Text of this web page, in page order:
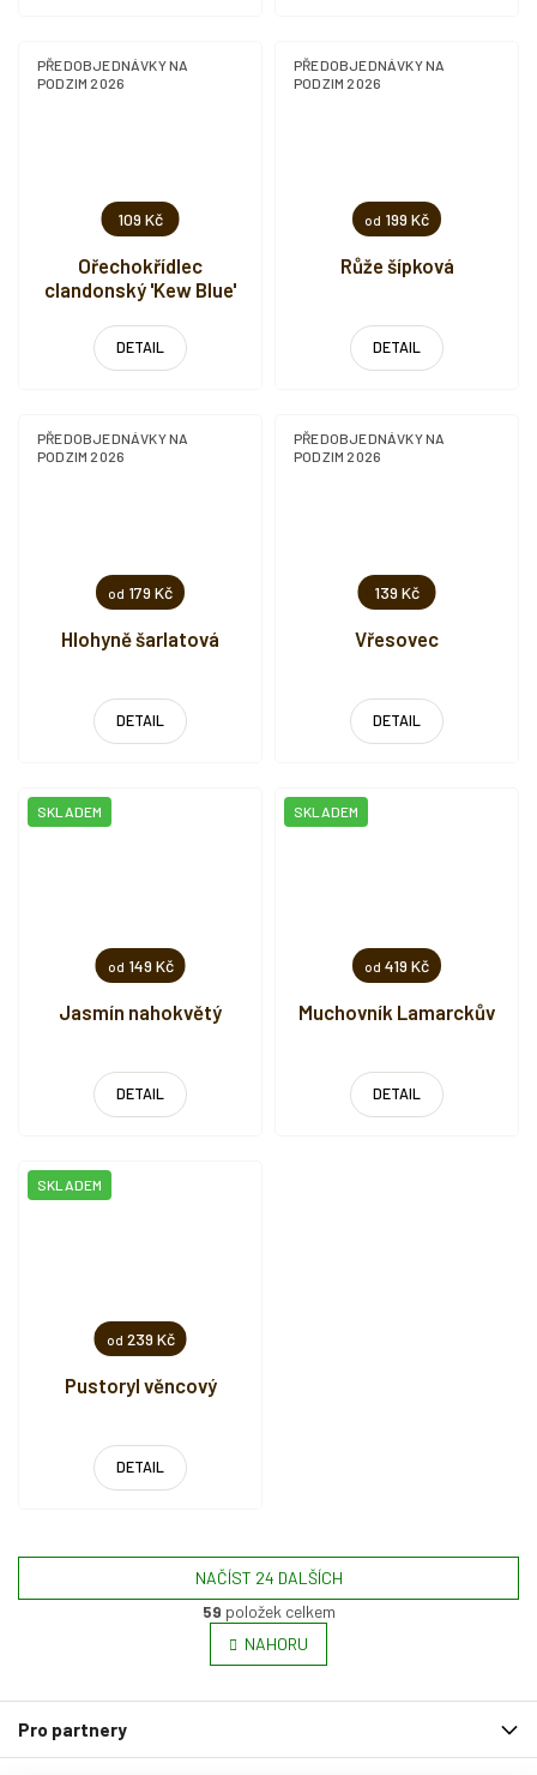
109 Kč
Ořechokřídlec
clandonský 'Kew Blue'
PŘEDOBJEDNÁVKY NA
PODZIM 2026
DETAIL
od 199 Kč
Růže šípková
PŘEDOBJEDNÁVKY NA
PODZIM 2026
DETAIL
od 179 Kč
Hlohyně šarlatová
PŘEDOBJEDNÁVKY NA
PODZIM 2026
DETAIL
139 Kč
Vřesovec
PŘEDOBJEDNÁVKY NA
PODZIM 2026
DETAIL
od 149 Kč
Jasmín nahokvětý
SKLADEM
DETAIL
od 419 Kč
Muchovník Lamarckův
SKLADEM
DETAIL
od 239 Kč
Pustoryl věncový
SKLADEM
DETAIL
O
v
l
d
c
NAČÍST 24 DALŠÍCH
59 položek celkem
NAHORU
p
Pro partnery